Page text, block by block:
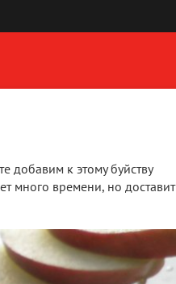
добавим к этому буйству
много времени, но доставит